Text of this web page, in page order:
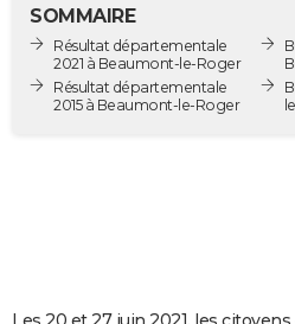
Destinations
City break
Voyage nature
Voyage de noces
Forum
Climat
GUIDES D'ACHAT
COPAINS D'AVANT
SOMMAIRE
Résultat départementale
2021 à Beaumont-le-Roger
Résultat départementale
2015 à Beaumont-le-Roger